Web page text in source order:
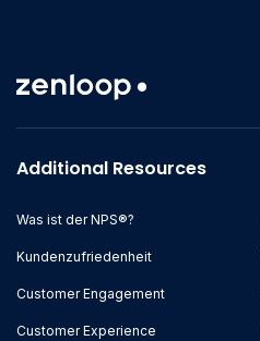
Additional Resources
Was ist der NPS®?
Kundenzufriedenheit
Customer Engagement
Customer Experience